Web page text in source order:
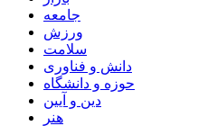
جامعه
ورزش
سلامت
دانش و فناوری
حوزه و دانشگاه
دین و آیین
هنر